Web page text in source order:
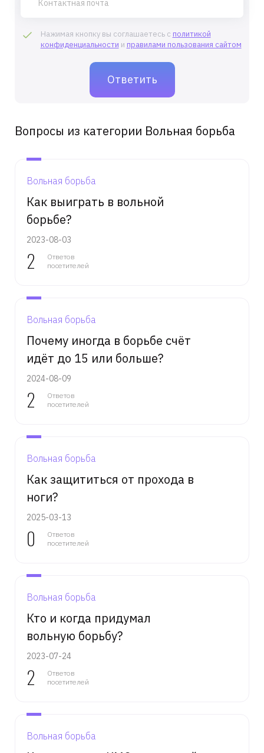
Нажимая кнопку вы соглашаетесь с политикой
конфиденциальности и правилами пользования сайтом
Вопросы из категории Вольная борьба
Вольная борьба
Как выиграть в вольной
борьбе?
2023-08-03
2
Ответов
посетителей
Вольная борьба
Почему иногда в борьбе счёт
идёт до 15 или больше?
2024-08-09
2
Ответов
посетителей
Вольная борьба
Как защититься от прохода в
ноги?
2025-03-13
0
Ответов
посетителей
Вольная борьба
Кто и когда придумал
вольную борьбу?
2023-07-24
2
Ответов
посетителей
Вольная борьба